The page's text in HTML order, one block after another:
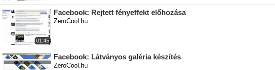
01:45
Facebook: Rejtett fényeffekt előhozása
ZeroCool.hu
Facebook: Látványos galéria készítés
ZeroCool.hu